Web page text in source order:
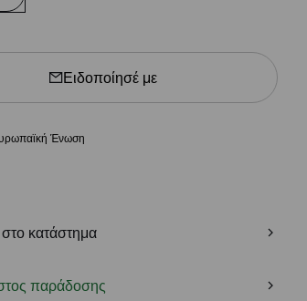
Ειδοποίησέ με
Ένωση
κατάστημα
παράδοσης